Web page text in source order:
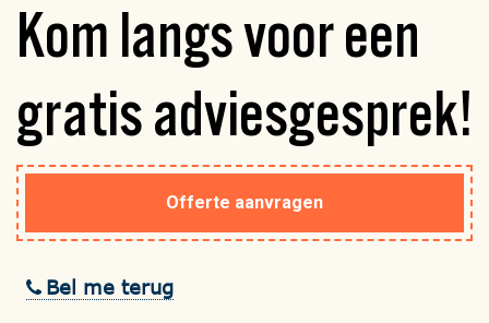
Kom langs voor een
gratisadviesgesprek!
Offerte aanvragen
Bel me terug